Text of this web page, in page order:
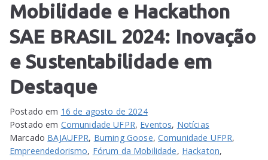
Mobilidade e Hackathon
SAE BRASIL 2024: Inovação
e Sustentabilidade em
Destaque
Postado em 16 de agosto de 2024
Postado em Comunidade UFPR, Eventos, Notícias
Marcado BAJAUFPR, Burning Goose, Comunidade UFPR,
Empreendedorismo, Fórum da Mobilidade, Hackaton,